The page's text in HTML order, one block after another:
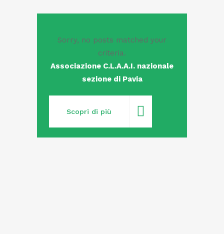
Sorry, no posts matched your
criteria.
Associazione C.L.A.A.I. nazionale
sezione di Pavia
Scopri di più